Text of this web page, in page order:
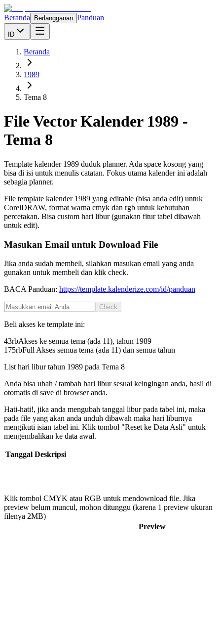
Beranda Berlangganan Panduan
ID
Beranda
1989
Tema 8
File Vector Kalender 1989 -
Tema 8
Template kalender 1989 duduk planner. Ada space kosong yang
bisa di isi untuk menulis catatan. Fokus utama kalender ini adalah
sebagia planner.
File template kalender 1989 yang editable (bisa anda edit) untuk
CorelDRAW, format warna cmyk dan rgb untuk kebutuhan
percetakan. Bisa custom hari libur (gunakan fitur tabel dibawah
untuk edit).
Masukan Email untuk Download File
Jika anda sudah membeli, silahkan masukan email yang anda
gunakan untuk membeli dan klik check.
BACA Panduan: https://template.kalenderize.com/id/panduan
Check
Beli akses ke template ini:
43rbAkses ke semua tema (ada 11), tahun 1989
175rbFull Akses semua tema (ada 11) dan semua tahun
List hari libur tahun 1989 pada Tema 8
Anda bisa ubah / tambah hari libur sesuai keingingan anda, hasil di
otomatis di save di browser anda.
Hati-hati!, jika anda mengubah tanggal libur pada tabel ini, maka
pada file yang akan anda unduh dibawah maka hari liburnya
mengikuti isian tabel ini. Klik tombol "Reset ke Data Asli" untuk
mengembalikan ke data awal.
Tanggal Deskripsi
Klik tombol CMYK atau RGB untuk mendownload file. Jika
preview belum muncul, mohon ditunggu (karena 1 preview ukuran
filenya 2MB)
Preview